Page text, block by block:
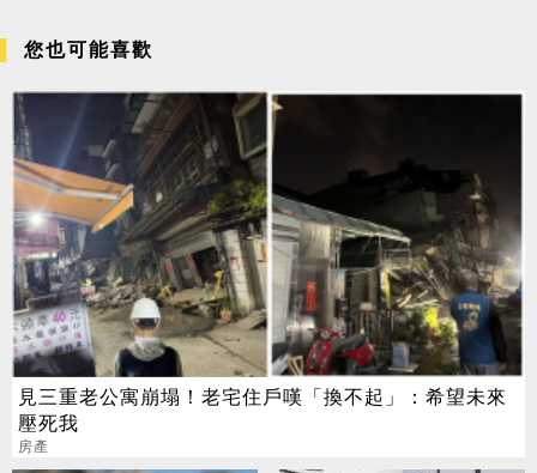
您也可能喜歡
見三重老公寓崩塌！老宅住戶嘆「換不起」：希望未來
壓死我
房產